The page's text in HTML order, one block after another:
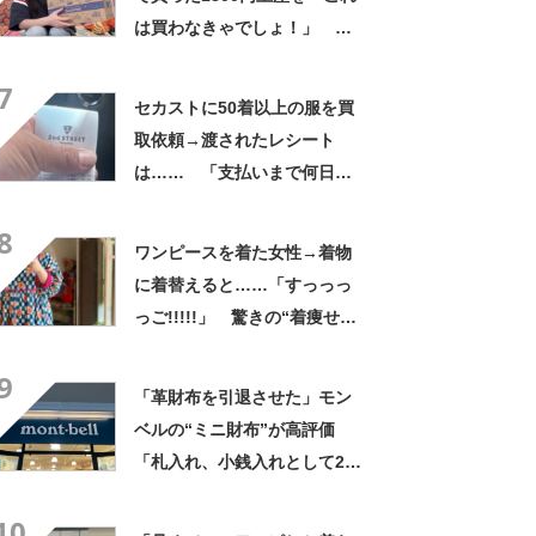
は買わなきゃでしょ！」
セカストに50着以上の服を買
取依頼→渡されたレシート
は…… 「支払いまで何日か
ワンピースを着た女性→着物
に着替えると……「すっっっ
っご!!!!!」 驚きの“着痩せ
「革財布を引退させた」モン
ベルの“ミニ財布”が高評価
「札入れ、小銭入れとして2つ